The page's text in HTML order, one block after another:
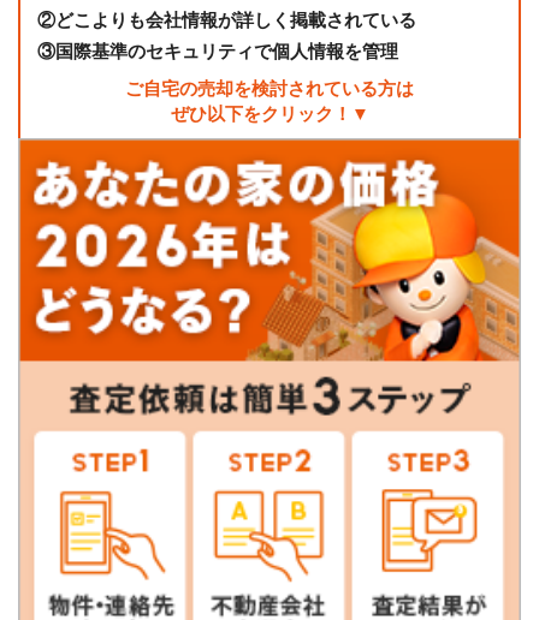
②どこよりも会社情報が詳しく掲載されている
③国際基準のセキュリティで個人情報を管理
ご自宅の売却を検討されている方は
ぜひ以下をクリック！▼